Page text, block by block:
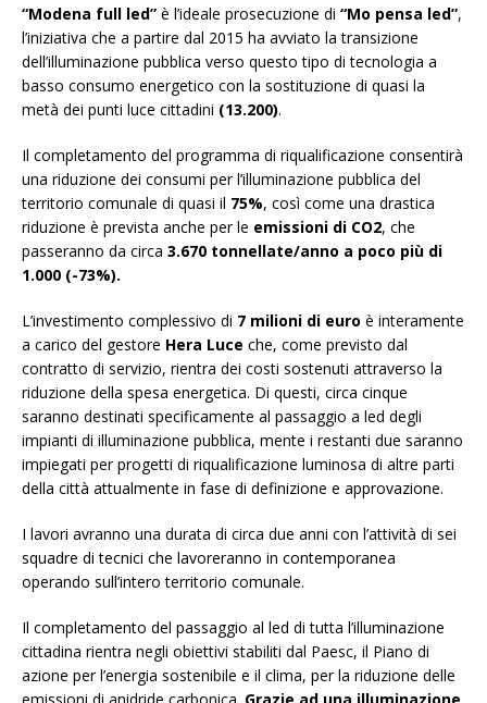
“Modena full led” è l’ideale prosecuzione di “Mo pensa led”,
l’iniziativa che a partire dal 2015 ha avviato la transizione
dell’illuminazione pubblica verso questo tipo di tecnologia a
basso consumo energetico con la sostituzione di quasi la
metà dei punti luce cittadini (13.200).
Il completamento del programma di riqualificazione consentirà
una riduzione dei consumi per l’illuminazione pubblica del
territorio comunale di quasi il 75%, così come una drastica
riduzione è prevista anche per le emissioni di CO2, che
passeranno da circa 3.670 tonnellate/anno a poco più di
1.000 (-73%).
L’investimento complessivo di 7 milioni di euro è interamente
a carico del gestore Hera Luce che, come previsto dal
contratto di servizio, rientra dei costi sostenuti attraverso la
riduzione della spesa energetica. Di questi, circa cinque
saranno destinati specificamente al passaggio a led degli
impianti di illuminazione pubblica, mente i restanti due saranno
impiegati per progetti di riqualificazione luminosa di altre parti
della città attualmente in fase di definizione e approvazione.
I lavori avranno una durata di circa due anni con l’attività di sei
squadre di tecnici che lavoreranno in contemporanea
operando sull’intero territorio comunale.
Il completamento del passaggio al led di tutta l’illuminazione
cittadina rientra negli obiettivi stabiliti dal Paesc, il Piano di
azione per l’energia sostenibile e il clima, per la riduzione delle